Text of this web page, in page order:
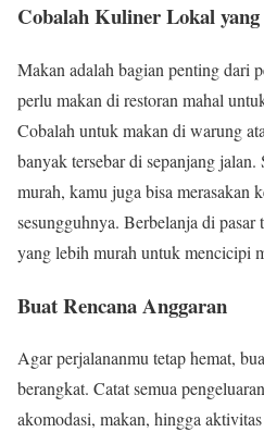
Cobalah Kuliner Lokal
Makan adalah bagian penting dari
perlu makan di restoran mahal
Cobalah untuk makan di warung
banyak tersebar di sepanjang
murah, kamu juga bisa merasakan
sesungguhnya. Berbelanja di
yang lebih murah untuk mencicipi
Buat Rencana Anggaran
Agar perjalananmu tetap hemat,
berangkat. Catat semua
akomodasi, makan, hingga